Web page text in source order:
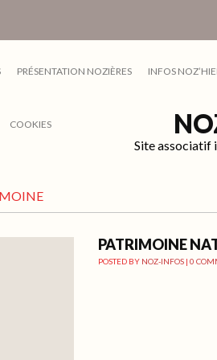
PRÉSENTATION NOZIÈRES INFOS
COOKIES
Site associatif
PATRIMOINE
POSTED BY NOZ-INFOS | 0